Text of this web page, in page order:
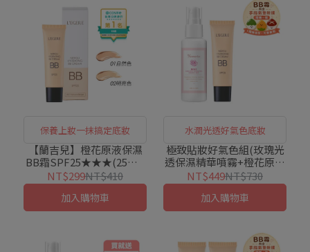
保養上妝一抹搞定底妝
【蘭吉兒】橙花原液保濕
BB霜SPF25★★★(25ml/
支)
NT$299NT$410
加入購物車
水潤光透好氣色底妝
極致貼妝好氣色組(玫瑰光
透保濕精華噴霧+橙花原液
BB霜25ml粉撲版)
NT$449NT$730
加入購物車